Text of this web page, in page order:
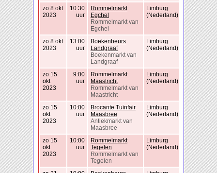
zo 8 okt
2023
10:30
uur
Rommelmarkt
Egchel
Rommelmarkt van
Egchel
Limburg
(Nederland)
zo 8 okt
2023
13:00
uur
Boekenbeurs
Landgraaf
Boekenmarkt van
Landgraaf
Limburg
(Nederland)
zo 15
okt
2023
9:00
uur
Rommelmarkt
Maastricht
Rommelmarkt van
Maastricht
Limburg
(Nederland)
zo 15
okt
2023
10:00
uur
Brocante Tuinfair
Maasbree
Antiekmarkt van
Maasbree
Limburg
(Nederland)
zo 15
okt
2023
10:00
uur
Rommelmarkt
Tegelen
Rommelmarkt van
Tegelen
Limburg
(Nederland)